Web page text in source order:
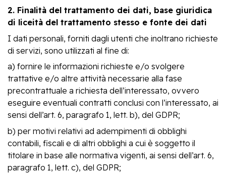
2. Finalità del trattamento dei dati, base giuridica
di liceità del trattamento stesso e fonte dei dati
I dati personali, forniti dagli utenti che inoltrano richieste
di servizi, sono utilizzati al fine di:
a) fornire le informazioni richieste e/o svolgere
trattative e/o altre attività necessarie alla fase
precontrattuale a richiesta dell’interessato, ovvero
eseguire eventuali contratti conclusi con l’interessato, ai
sensi dell’art. 6, paragrafo 1, lett. b), del GDPR;
b) per motivi relativi ad adempimenti di obblighi
contabili, fiscali e di altri obblighi a cui è soggetto il
titolare in base alle normativa vigenti, ai sensi dell’art. 6,
paragrafo 1, lett. c), del GDPR;